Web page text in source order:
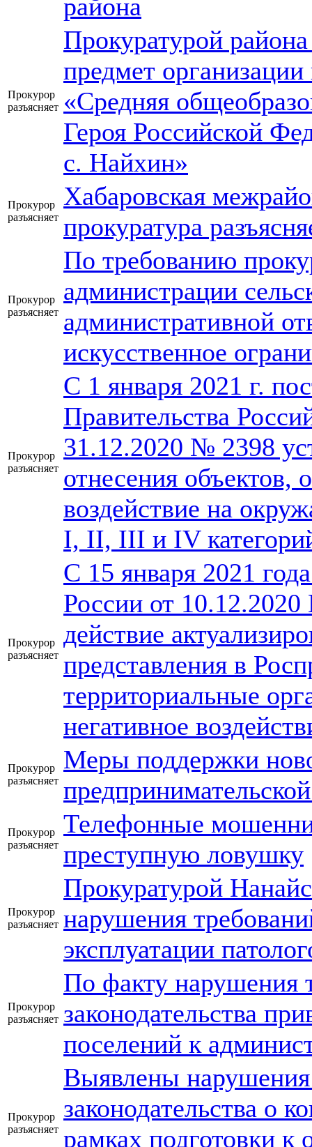
района
Прокурор
разъясняет
Прокуратурой
предмет
«Средняя
Героя Российской
с. Найхин»
Прокурор
разъясняет
Хабаровская
прокуратура
Прокурор
разъясняет
По требованию
администрации
административной
искусственное
Прокурор
разъясняет
С 1 января 2021 г.
Правительства
31.12.2020 № 2398
отнесения объектов,
воздействие на
I, II, III и IV
Прокурор
разъясняет
С 15 января 2021
России от
действие
представления в
территориальные
негативное
Прокурор
разъясняет
Меры поддержки
Прокурор
разъясняет
Телефонные
преступную ловушку
Прокурор
разъясняет
Прокуратурой
нарушения
эксплуатации
Прокурор
разъясняет
По факту нарушения
законодательства
поселений к
Прокурор
разъясняет
Выявлены нарушения
законодательства о
рамках подготовки к